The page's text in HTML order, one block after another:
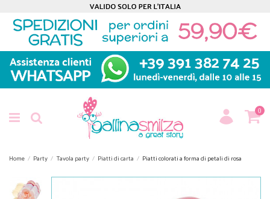
0
Home Party Tavola party Piatti di carta Piatti colorati a forma di petali di rosa